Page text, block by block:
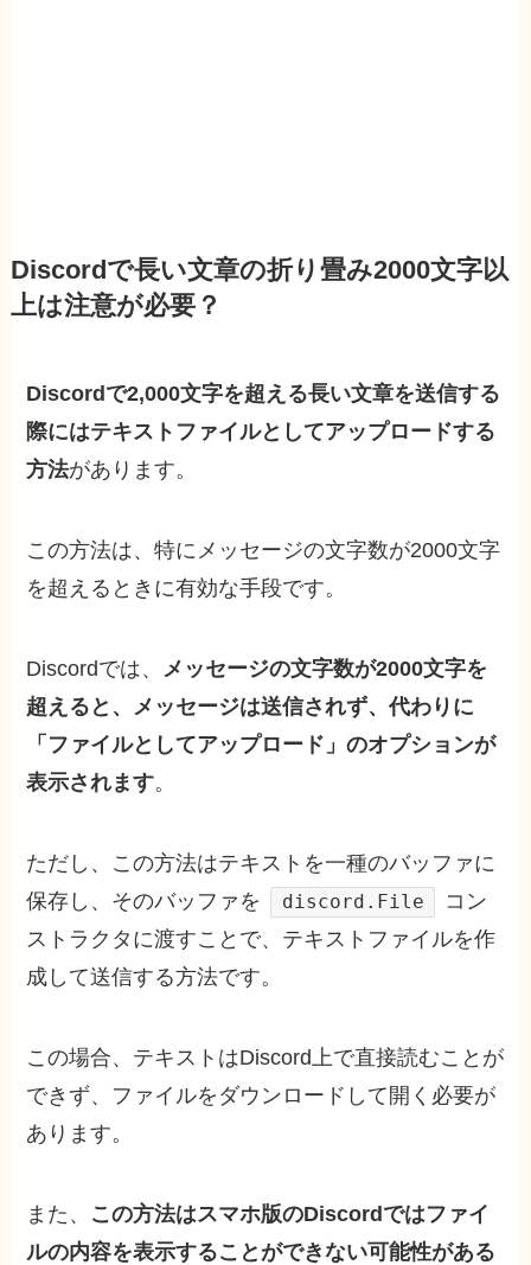
Discordで長い文章の折り畳み2000文字以
上は注意が必要？
Discordで2,000文字を超える長い文章を送信する
際にはテキストファイルとしてアップロードする
方法があります。
この方法は、特にメッセージの文字数が2000文字
を超えるときに有効な手段です。
Discordでは、 メッセージの文字数が2000文字を
超えると、メッセージは送信されず、代わりに
「ファイルとしてアップロード」のオプションが
表示されます​。
ただし、この方法はテキストを一種のバッファに
保存し、そのバッファを
discord.File
コン
ストラクタに渡すことで、テキストファイルを作
成して送信する方法です。
この場合、テキストはDiscord上で直接読むことが
できず、ファイルをダウンロードして開く必要が
あります。
また、 この方法はスマホ版のDiscordではファイ
ルの内容を表示することができない可能性がある